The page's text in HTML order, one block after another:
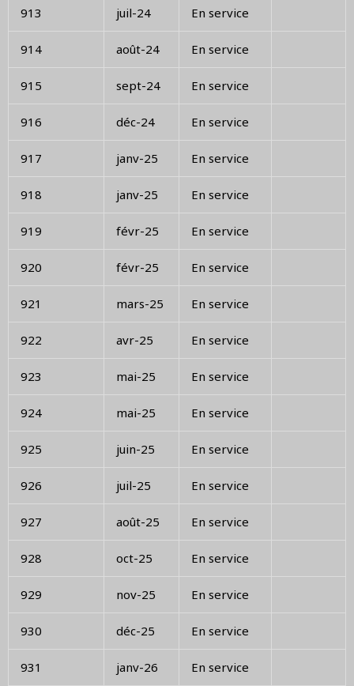
913 juil-24 En service
914 août-24 En service
915 sept-24 En service
916 déc-24 En service
917 janv-25 En service
918 janv-25 En service
919 févr-25 En service
920 févr-25 En service
921 mars-25 En service
922 avr-25 En service
923 mai-25 En service
924 mai-25 En service
925 juin-25 En service
926 juil-25 En service
927 août-25 En service
928 oct-25 En service
929 nov-25 En service
930 déc-25 En service
931 janv-26 En service